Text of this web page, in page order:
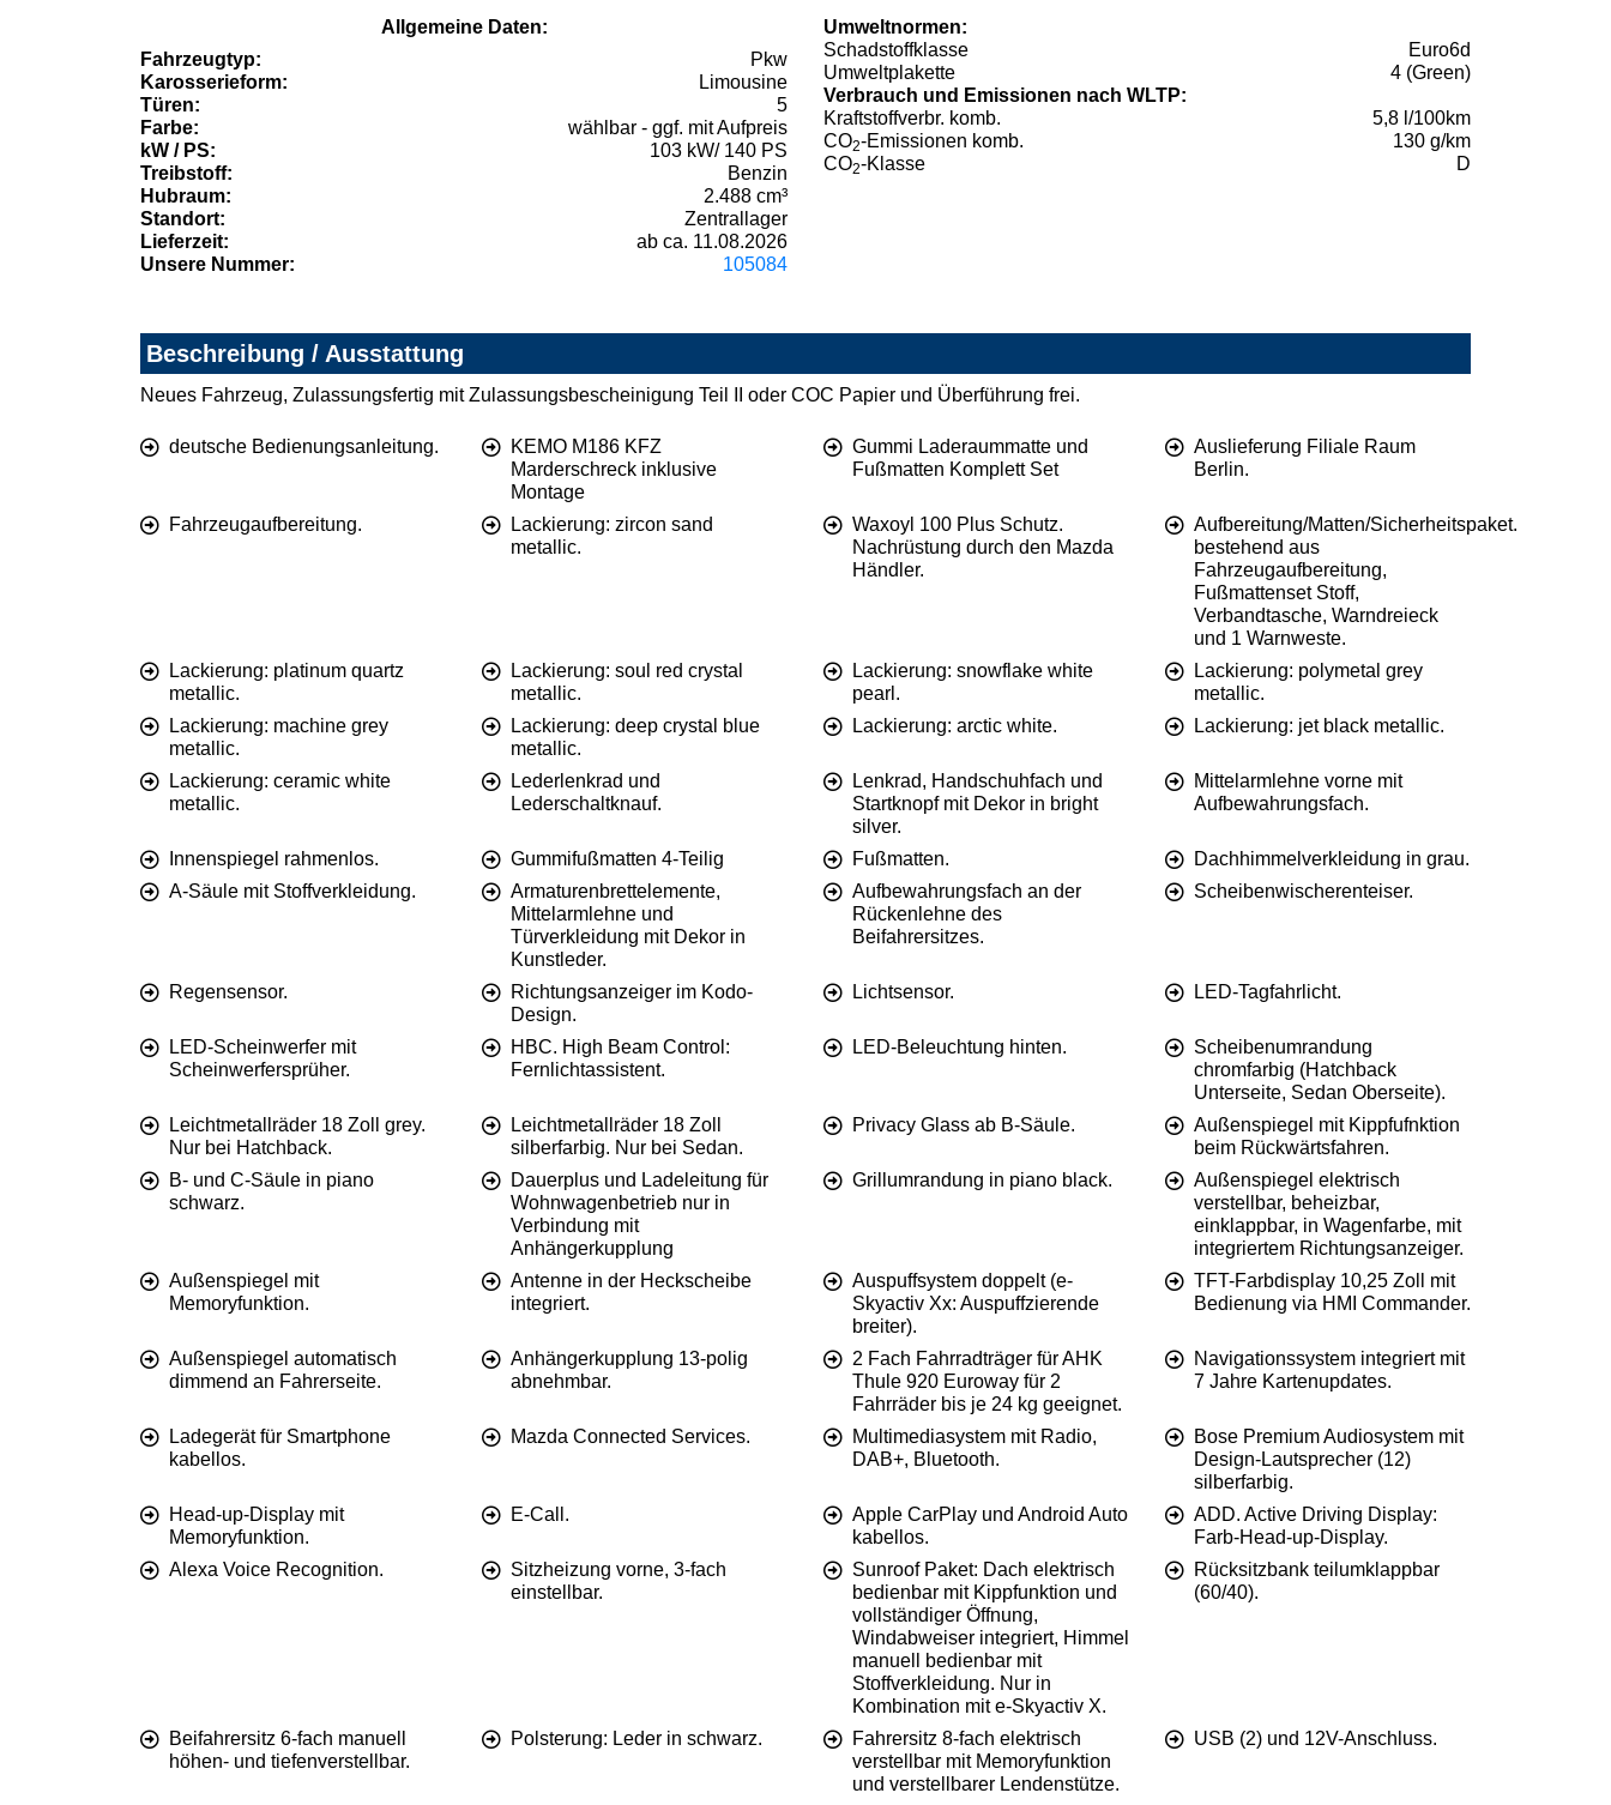
Allgemeine Daten:
Fahrzeugtyp:
Pkw
Karosserieform:
Limousine
Türen:
5
Farbe:
wählbar - ggf. mit Aufpreis
kW / PS:
103 kW/ 140 PS
Treibstoff:
Benzin
Hubraum:
2.488 cm³
Standort:
Zentrallager
Lieferzeit:
ab ca. 11.08.2026
Unsere Nummer:
105084
Umweltnormen:
Schadstoffklasse
Euro6d
Umweltplakette
4 (Green)
Verbrauch und Emissionen nach WLTP:
Kraftstoffverbr. komb.
5,8 l/100km
CO2-Emissionen komb.
130 g/km
CO2-Klasse D
Beschreibung / Ausstattung
Neues Fahrzeug, Zulassungsfertig mit Zulassungsbescheinigung Teil II oder COC Papier und Überführung frei.
deutsche Bedienungsanleitung.
KEMO M186 KFZ
Marderschreck inklusive
Montage
Gummi Laderaummatte und
Fußmatten Komplett Set
Auslieferung Filiale Raum
Berlin.
Fahrzeugaufbereitung.
Lackierung: zircon sand
metallic.
Waxoyl 100 Plus Schutz.
Nachrüstung durch den Mazda
Händler.
Aufbereitung/Matten/Sicherheitspaket.
bestehend aus
Fahrzeugaufbereitung,
Fußmattenset Stoff,
Verbandtasche, Warndreieck
und 1 Warnweste.
Lackierung: platinum quartz
metallic.
Lackierung: soul red crystal
metallic.
Lackierung: snowflake white
pearl.
Lackierung: polymetal grey
metallic.
Lackierung: machine grey
metallic.
Lackierung: deep crystal blue
metallic.
Lackierung: arctic white. Lackierung: jet black metallic.
Lackierung: ceramic white
metallic.
Lederlenkrad und
Lederschaltknauf.
Lenkrad, Handschuhfach und
Startknopf mit Dekor in bright
silver.
Mittelarmlehne vorne mit
Aufbewahrungsfach.
Innenspiegel rahmenlos. Gummifußmatten 4-Teilig Fußmatten.
Dachhimmelverkleidung in grau.
A-Säule mit Stoffverkleidung.
Armaturenbrettelemente,
Mittelarmlehne und
Türverkleidung mit Dekor in
Kunstleder.
Aufbewahrungsfach an der
Rückenlehne des
Beifahrersitzes.
Scheibenwischerenteiser.
Regensensor.
Richtungsanzeiger im Kodo-
Design.
Lichtsensor. LED-Tagfahrlicht.
LED-Scheinwerfer mit
Scheinwerfersprüher.
HBC. High Beam Control:
Fernlichtassistent.
LED-Beleuchtung hinten.
Scheibenumrandung
chromfarbig (Hatchback
Unterseite, Sedan Oberseite).
Leichtmetallräder 18 Zoll grey.
Nur bei Hatchback.
Leichtmetallräder 18 Zoll
silberfarbig. Nur bei Sedan.
Privacy Glass ab B-Säule.
Außenspiegel mit Kippfufnktion
beim Rückwärtsfahren.
B- und C-Säule in piano
schwarz.
Dauerplus und Ladeleitung für
Wohnwagenbetrieb nur in
Verbindung mit
Anhängerkupplung
Grillumrandung in piano black.
Außenspiegel elektrisch
verstellbar, beheizbar,
einklappbar, in Wagenfarbe, mit
integriertem Richtungsanzeiger.
Außenspiegel mit
Memoryfunktion.
Antenne in der Heckscheibe
integriert.
Auspuffsystem doppelt (e-
Skyactiv Xx: Auspuffzierende
breiter).
TFT-Farbdisplay 10,25 Zoll mit
Bedienung via HMI Commander.
Außenspiegel automatisch
dimmend an Fahrerseite.
Anhängerkupplung 13-polig
abnehmbar.
2 Fach Fahrradträger für AHK
Thule 920 Euroway für 2
Fahrräder bis je 24 kg geeignet.
Navigationssystem integriert mit
7 Jahre Kartenupdates.
Ladegerät für Smartphone
kabellos.
Mazda Connected Services.
Multimediasystem mit Radio,
DAB+, Bluetooth.
Bose Premium Audiosystem mit
Design-Lautsprecher (12)
silberfarbig.
Head-up-Display mit
Memoryfunktion.
E-Call.
Apple CarPlay und Android Auto
kabellos.
ADD. Active Driving Display:
Farb-Head-up-Display.
Alexa Voice Recognition.
Sitzheizung vorne, 3-fach
einstellbar.
Sunroof Paket: Dach elektrisch
bedienbar mit Kippfunktion und
vollständiger Öffnung,
Windabweiser integriert, Himmel
manuell bedienbar mit
Stoffverkleidung. Nur in
Kombination mit e-Skyactiv X.
Rücksitzbank teilumklappbar
(60/40).
Beifahrersitz 6-fach manuell
höhen- und tiefenverstellbar.
Polsterung: Leder in schwarz.
Fahrersitz 8-fach elektrisch
verstellbar mit Memoryfunktion
und verstellbarer Lendenstütze.
USB (2) und 12V-Anschluss.